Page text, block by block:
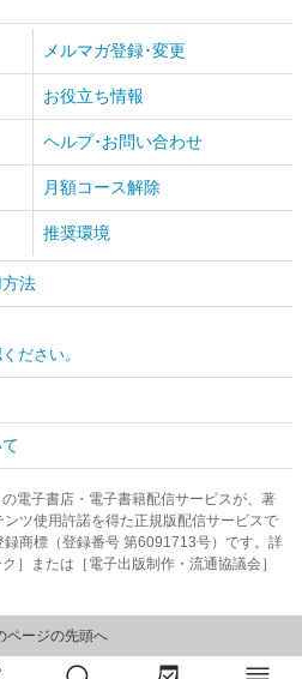
メルマガ登録･変更
お役立ち情報
ヘルプ･お問い合わせ
月額コース解除
推奨環境
法
ださい。
電子書店・電子書籍配信サービスが、著
ツ使用許諾を得た正規版配信サービスで
録商標（登録番号 第6091713号）です。詳
］または［電子出版制作・流通協議会］
ページの先頭へ